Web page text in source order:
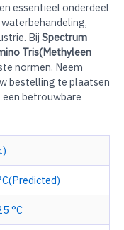
essentieel onderdeel
Bij Spectrum
Tris(Methyleen
normen. Neem
bestelling te plaatsen
een betrouwbare
°C